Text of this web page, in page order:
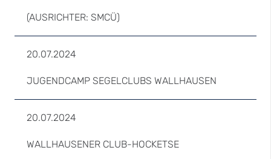
(AUSRICHTER: SMCÜ)
20.07.2024
JUGENDCAMP SEGELCLUBS WALLHAUSEN
20.07.2024
WALLHAUSENER CLUB-HOCKETSE